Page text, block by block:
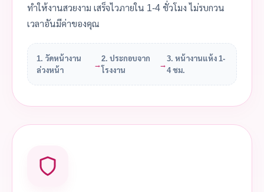
ทำให้งานสวยงาม เสร็จไวภายใน 1-4 ชั่วโมง ไม่รบกวน
เวลาอันมีค่าของคุณ
1. วัดหน้างาน
ล่วงหน้า
→
2. ประกอบจาก
โรงงาน
→
3. หน้างานแห้ง 1-
4 ชม.